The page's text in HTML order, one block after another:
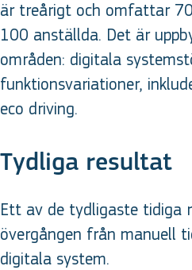
är treårigt och omfattar
100 anställda. Det är
områden: digitala
funktionsvariationer,
eco driving.
Tydliga resultat
Ett av de tydligaste tidiga
övergången från manuell
digitala system.